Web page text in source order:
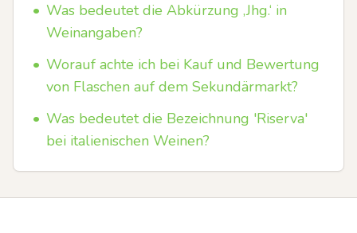
• Was bedeutet die Abkürzung ‚Jhg.‘ in
Weinangaben?
• Worauf achte ich bei Kauf und Bewertung
von Flaschen auf dem Sekundärmarkt?
• Was bedeutet die Bezeichnung 'Riserva'
bei italienischen Weinen?